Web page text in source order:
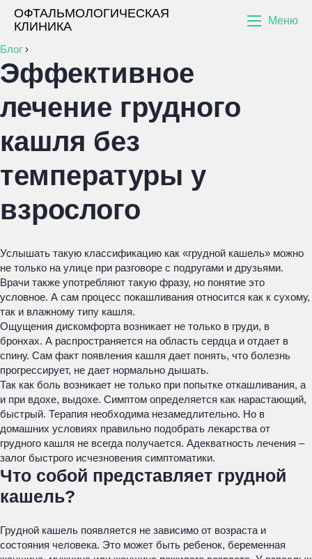
ОФТАЛЬМОЛОГИЧЕСКАЯ
КЛИНИКА
Меню
Блог ›
Эффективное
лечение грудного
кашля без
температуры у
взрослого
Услышать такую классификацию как «грудной кашель» можно
не только на улице при разговоре с подругами и друзьями.
Врачи также употребляют такую фразу, но понятие это
условное. А сам процесс покашливания относится как к сухому,
так и влажному типу кашля.
Ощущения дискомфорта возникает не только в груди, в
бронхах. А распространяется на область сердца и отдает в
спину. Сам факт появления кашля дает понять, что болезнь
прогрессирует, не дает нормально дышать.
Так как боль возникает не только при попытке откашливания, а
и при вдохе, выдохе. Симптом определяется как нарастающий,
быстрый. Терапия необходима незамедлительно. Но в
домашних условиях правильно подобрать лекарства от
грудного кашля не всегда получается. Адекватность лечения –
залог быстрого исчезновения симптоматики.
Что собой представляет грудной
кашель?
Грудной кашель появляется не зависимо от возраста и
состояния человека. Это может быть ребенок, беременная